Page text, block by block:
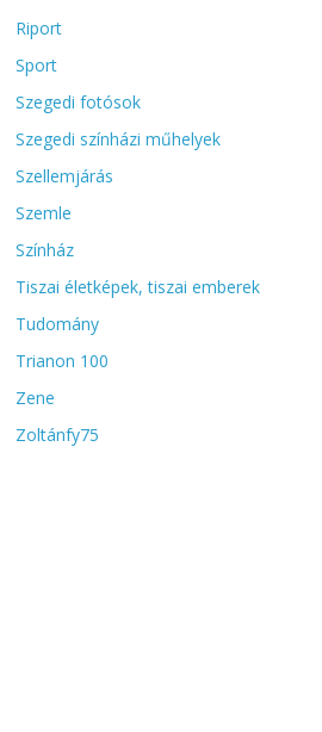
Riport
Sport
Szegedi fotósok
Szegedi színházi műhelyek
Szellemjárás
Szemle
Színház
Tiszai életképek, tiszai emberek
Tudomány
Trianon 100
Zene
Zoltánfy75